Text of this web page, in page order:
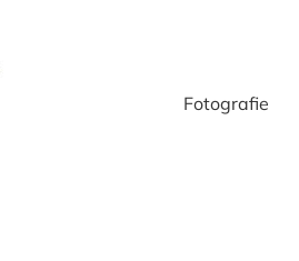
Fotografie